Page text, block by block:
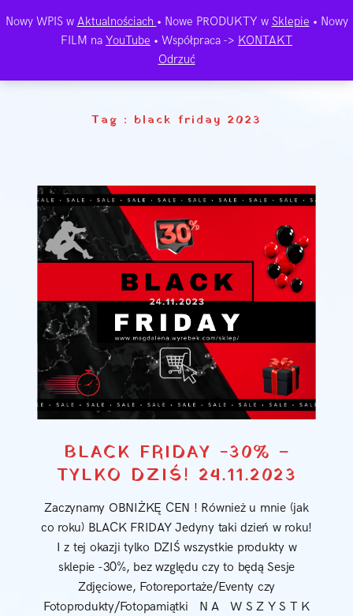
Tag : black friday 2023
BLACK FRIDAY -30% –
TYLKO DZIŚ! 24.11.2023
Zaczynamy OBNIŻKĘ CEN ! Również u mnie (jak
co roku) BLACK FRIDAY Jedyny taki dzień w roku!
I z tej okazji tylko DZIŚ wszystkie produkty w
sklepie -30%, bez względu czy to będą Sesje
Zdjęciowe, Fotoreportaże/Eventy czy
Fotoprodukty/Fotopamiątki N A W S Z Y S T K
Nowy WPIS w Aktualnościach • Nowe PRODUKTY w Sklepie • Nowy
FILM na YouTube • Współpraca -> KONTAKT
Odrzuć